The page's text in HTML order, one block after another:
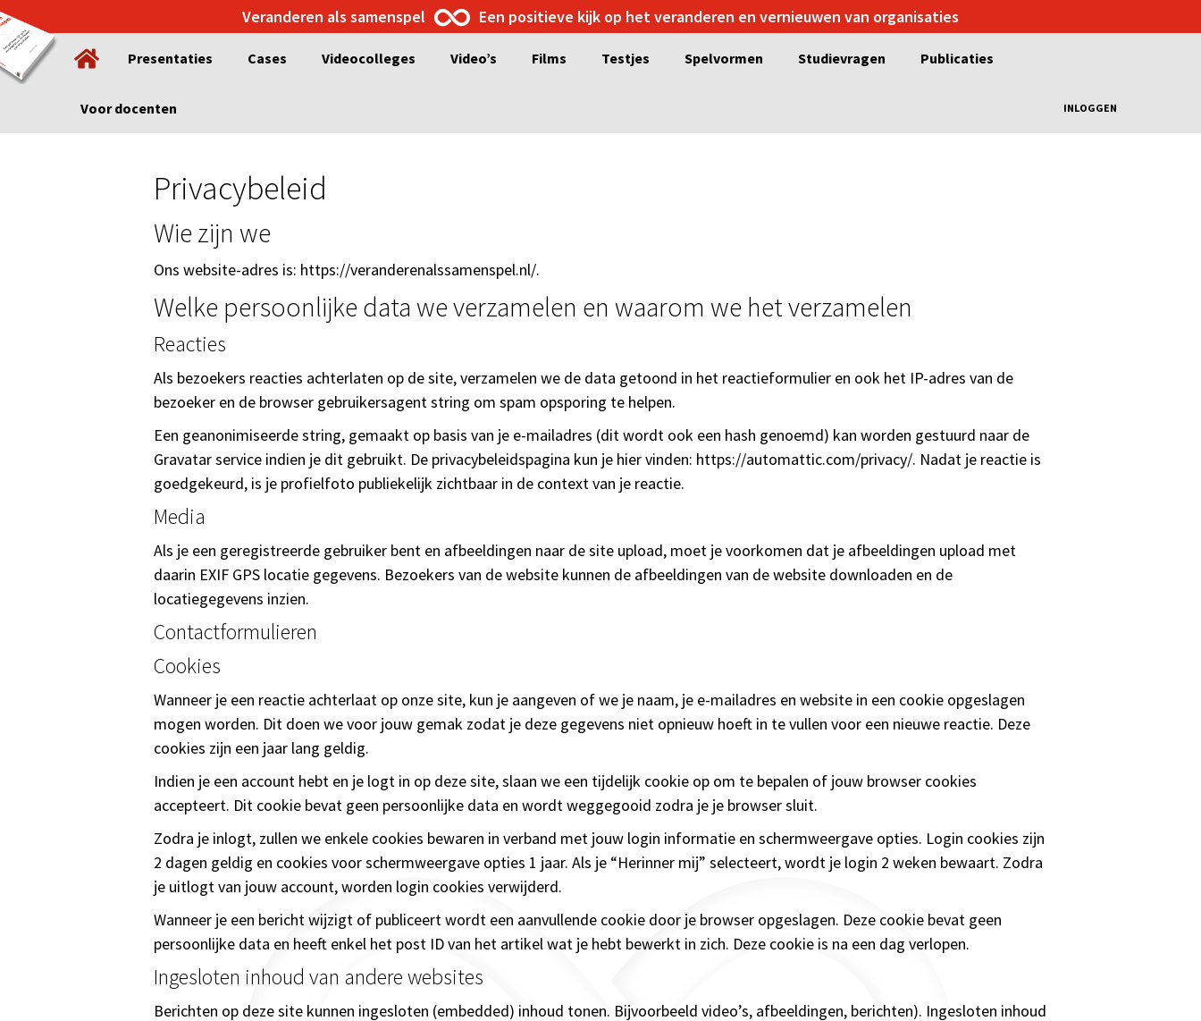
Spring
naar
de
hoofdnavigatie
Door
naar
de
hoofd
Veranderen als samenspel Een positieve kijk op het veranderen en vernieuwen van organisaties
Presentaties Cases Videocolleges Video’s Films Testjes Spelvormen Studievragen Publicaties
Voor docenten INLOGGEN
Privacybeleid
Wie zijn we
Ons website-adres is: https://veranderenalssamenspel.nl/.
Welke persoonlijke data we verzamelen en waarom we het verzamelen
Reacties
Als bezoekers reacties achterlaten op de site, verzamelen we de data getoond in het reactieformulier en ook het IP-adres van de
bezoeker en de browser gebruikersagent string om spam opsporing te helpen.
Een geanonimiseerde string, gemaakt op basis van je e-mailadres (dit wordt ook een hash genoemd) kan worden gestuurd naar de
Gravatar service indien je dit gebruikt. De privacybeleidspagina kun je hier vinden: https://automattic.com/privacy/. Nadat je reactie is
goedgekeurd, is je profielfoto publiekelijk zichtbaar in de context van je reactie.
Media
Als je een geregistreerde gebruiker bent en afbeeldingen naar de site upload, moet je voorkomen dat je afbeeldingen upload met
daarin EXIF GPS locatie gegevens. Bezoekers van de website kunnen de afbeeldingen van de website downloaden en de
locatiegegevens inzien.
Contactformulieren
Cookies
Wanneer je een reactie achterlaat op onze site, kun je aangeven of we je naam, je e-mailadres en website in een cookie opgeslagen
mogen worden. Dit doen we voor jouw gemak zodat je deze gegevens niet opnieuw hoeft in te vullen voor een nieuwe reactie. Deze
cookies zijn een jaar lang geldig.
Indien je een account hebt en je logt in op deze site, slaan we een tijdelijk cookie op om te bepalen of jouw browser cookies
accepteert. Dit cookie bevat geen persoonlijke data en wordt weggegooid zodra je je browser sluit.
Zodra je inlogt, zullen we enkele cookies bewaren in verband met jouw login informatie en schermweergave opties. Login cookies zijn
2 dagen geldig en cookies voor schermweergave opties 1 jaar. Als je “Herinner mij” selecteert, wordt je login 2 weken bewaart. Zodra
je uitlogt van jouw account, worden login cookies verwijderd.
Wanneer je een bericht wijzigt of publiceert wordt een aanvullende cookie door je browser opgeslagen. Deze cookie bevat geen
persoonlijke data en heeft enkel het post ID van het artikel wat je hebt bewerkt in zich. Deze cookie is na een dag verlopen.
Ingesloten inhoud van andere websites
Berichten op deze site kunnen ingesloten (embedded) inhoud tonen. Bijvoorbeeld video’s, afbeeldingen, berichten). Ingesloten inhoud